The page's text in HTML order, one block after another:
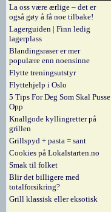
La oss være ærlige – det er
også gøy å få noe tilbake!
Lagerguiden | Finn ledig
lagerplass
Blandingsraser er mer
populære enn noensinne
Flytte treningsutstyr
Flyttehjelp i Oslo
5 Tips For Deg Som Skal Pusse
Opp
Knallgode kyllingretter på
grillen
Grillspyd + pasta = sant
Cookies på Lokalstarten.no
Smak til folket
Blir det billigere med
totalforsikring?
Grill klassisk eller eksotisk